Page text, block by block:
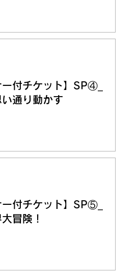
ー付チケット】SP④_
い通り動かす
ー付チケット】SP⑤_
冒険！